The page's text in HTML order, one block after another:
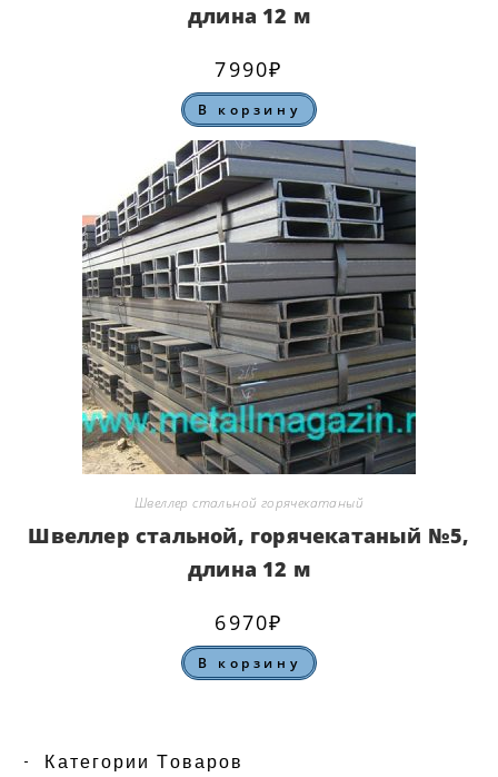
длина 12 м
7990₽
В корзину
Швеллер стальной горячекатаный
Швеллер стальной, горячекатаный №5,
длина 12 м
6970₽
В корзину
Категории Товаров